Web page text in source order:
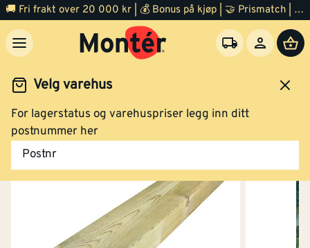
🚚 Fri frakt over 20 000 kr | 💰 Bonus på kjøp | 🤝 Prismatch | ⭐ 100% fornøyd garanti | 🏪 140 byggevarehus
Velg varehus
For lagerstatus og varehuspriser legg inn ditt
postnummer her
Postnr
Konstruksjonsvirke